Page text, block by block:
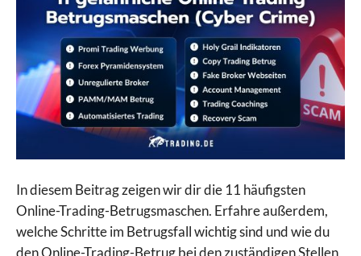
In diesem Beitrag zeigen wir dir die 11 häufigsten
Online-Trading-Betrugsmaschen. Erfahre außerdem,
welche Schritte im Betrugsfall wichtig sind und wie du